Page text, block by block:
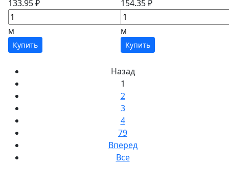
133.95 ₽
м
Купить
154.35 ₽
м
Купить
Назад
1
2
3
4
79
Вперед
Все